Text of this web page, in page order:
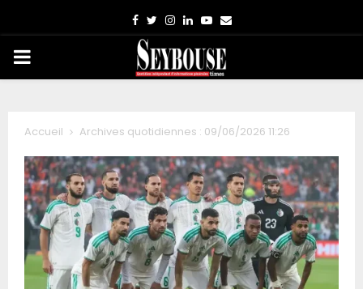
Facebook
TwitterInstagram
LinkedinYoutube
Email
PRIMARY
Accueil Archives quotidiennes : 09/06/2026 11:26